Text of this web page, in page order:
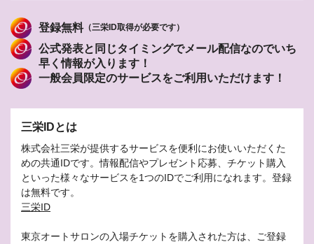
登録無料（三栄ID取得が必要です）
公式発表と同じタイミングでメール配信なのでいち
早く情報が入ります！
一般会員限定のサービスをご利用いただけます！
三栄IDとは
株式会社三栄が提供するサービスを便利にお使いいただくた
めの共通IDです。情報配信やプレゼント応募、チケット購入
といった様々なサービスを1つのIDでご利用になれます。登録
は無料です。
三栄ID
東京オートサロンの入場チケットを購入された方は、ご登録